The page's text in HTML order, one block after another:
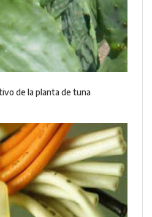
de la planta de tuna